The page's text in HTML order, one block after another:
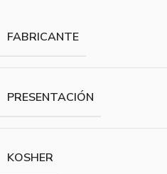
FABRICANTE
PRESENTACIÓN
KOSHER